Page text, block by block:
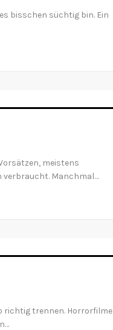
bisschen süchtig bin. Ein
meistens
verbraucht. Manchmal…
richtig trennen. Horrorfilme